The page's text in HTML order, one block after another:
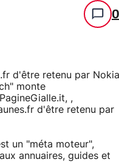
0
d'être retenu par Nokia
monte
,
d'être retenu par
un "méta moteur",
annuaires, guides et